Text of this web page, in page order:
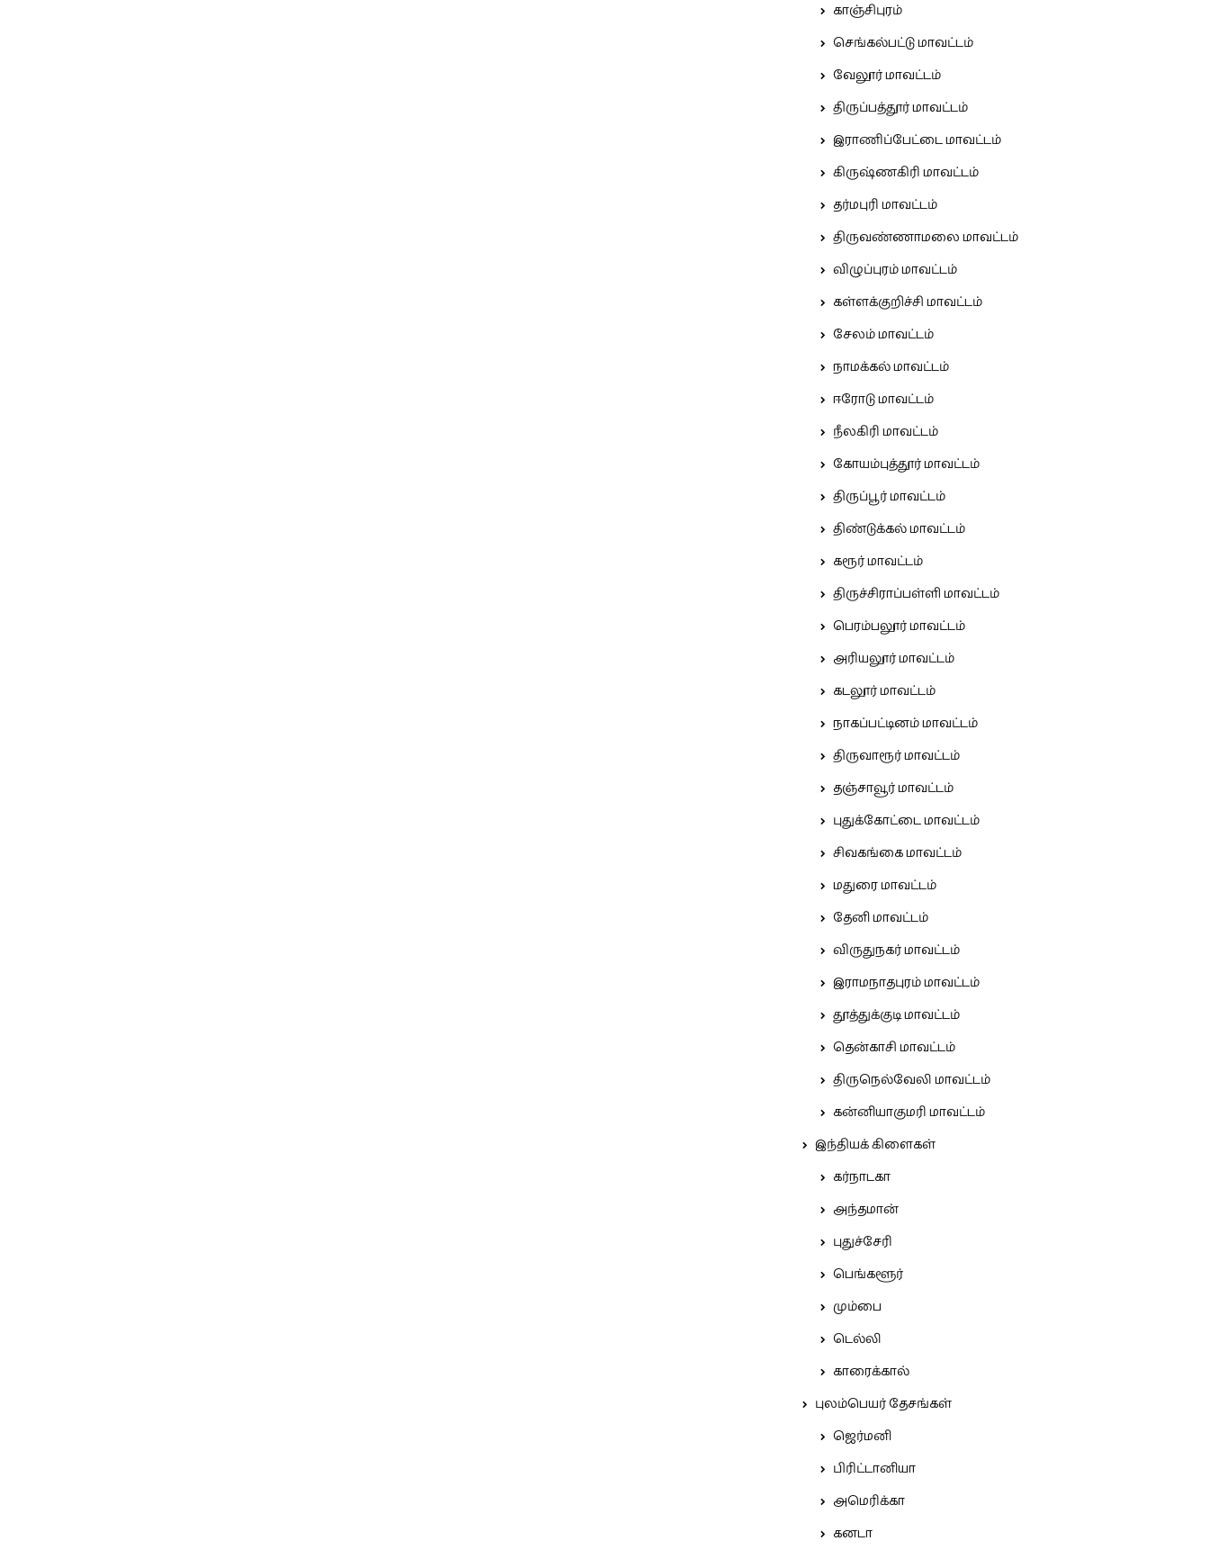
காஞ்சிபுரம்
செங்கல்பட்டு மாவட்டம்
வேலூர் மாவட்டம்
திருப்பத்தூர் மாவட்டம்
இராணிப்பேட்டை மாவட்டம்
கிருஷ்ணகிரி மாவட்டம்
தர்மபுரி மாவட்டம்
திருவண்ணாமலை மாவட்டம்
விழுப்புரம் மாவட்டம்
கள்ளக்குறிச்சி மாவட்டம்
சேலம் மாவட்டம்
நாமக்கல் மாவட்டம்
ஈரோடு மாவட்டம்
நீலகிரி மாவட்டம்
கோயம்புத்தூர் மாவட்டம்
திருப்பூர் மாவட்டம்
திண்டுக்கல் மாவட்டம்
கரூர் மாவட்டம்
திருச்சிராப்பள்ளி மாவட்டம்
பெரம்பலூர் மாவட்டம்
அரியலூர் மாவட்டம்
கடலூர் மாவட்டம்
நாகப்பட்டினம் மாவட்டம்
திருவாரூர் மாவட்டம்
தஞ்சாவூர் மாவட்டம்
புதுக்கோட்டை மாவட்டம்
சிவகங்கை மாவட்டம்
மதுரை மாவட்டம்
தேனி மாவட்டம்
விருதுநகர் மாவட்டம்
இராமநாதபுரம் மாவட்டம்
தூத்துக்குடி மாவட்டம்
தென்காசி மாவட்டம்
திருநெல்வேலி மாவட்டம்
கன்னியாகுமரி மாவட்டம்
இந்தியக் கிளைகள்
கர்நாடகா
அந்தமான்
புதுச்சேரி
பெங்களூர்
மும்பை
டெல்லி
காரைக்கால்
புலம்பெயர் தேசங்கள்
ஜெர்மனி
பிரிட்டானியா
அமெரிக்கா
கனடா